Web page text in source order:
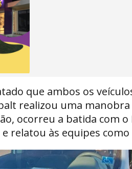
que ambos os
realizou uma
ocorreu a batida com
relatou às equipes como